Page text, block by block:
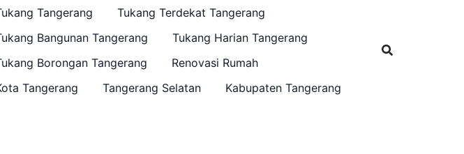
Tangerang
Tukang Terdekat Tangerang
Bangunan Tangerang
Tukang Harian Tangerang
Borongan Tangerang
Renovasi Rumah
Tangerang
Tangerang Selatan Kabupaten Tangerang